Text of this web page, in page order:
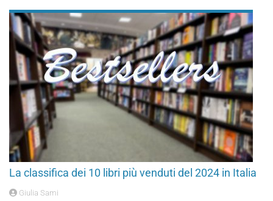
La classifica dei 10 libri più venduti del 2024 in Italia
Giulia Sami